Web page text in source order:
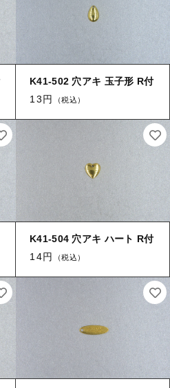
K41-502 穴アキ 玉子形 R付
13円
（税込）
K41-504 穴アキ ハート R付
14円
（税込）
★
台
ルミ板
ミ
皿
ツ
】 ブローチ台
パーツ】 銅板
ーツ】 アルミ板
パーツ】 アミ
皿・ミール皿
具】 浅皿
】 押皿・挽物
具】 4ッ爪
透かしパーツ
具】 平板
～